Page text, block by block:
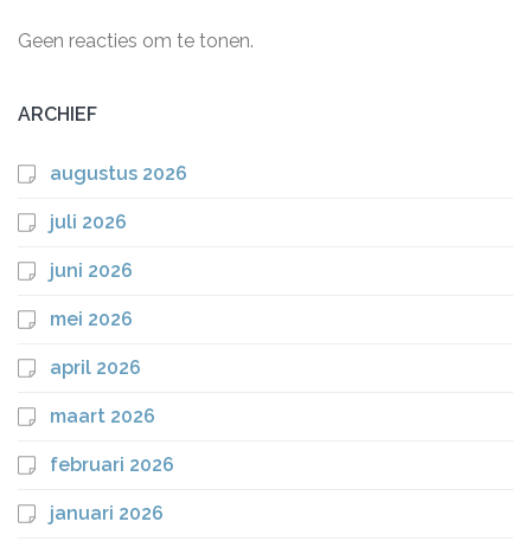
Geen reacties om te tonen.
ARCHIEF
augustus 2026
juli 2026
juni 2026
mei 2026
april 2026
maart 2026
februari 2026
januari 2026